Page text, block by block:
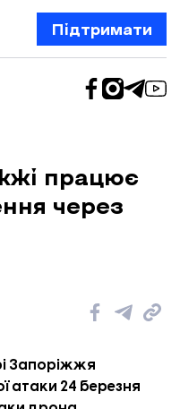
Підтримати
працює
через
Запоріжжя
атаки 24 березня